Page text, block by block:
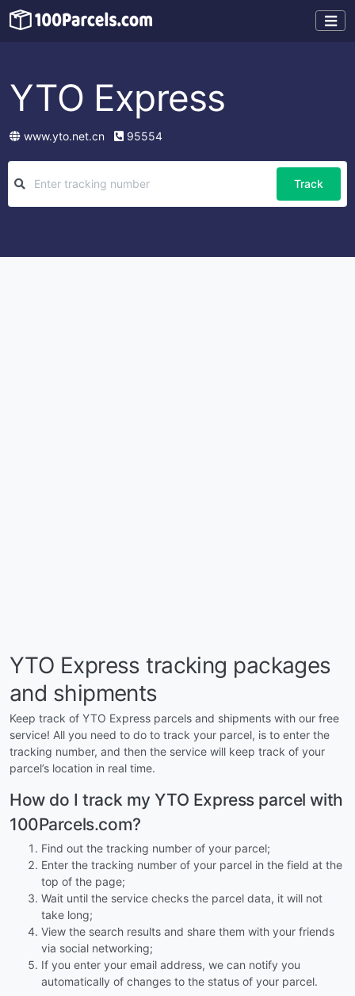
YTO Express
www.yto.net.cn 95554
Track
YTO Express tracking packages
and shipments
Keep track of YTO Express parcels and shipments with our free
service! All you need to do to track your parcel, is to enter the
tracking number, and then the service will keep track of your
parcel’s location in real time.
How do I track my YTO Express parcel with
100Parcels.com?
Find out the tracking number of your parcel;
Enter the tracking number of your parcel in the field at the
top of the page;
Wait until the service checks the parcel data, it will not
take long;
View the search results and share them with your friends
via social networking;
If you enter your email address, we can notify you
automatically of changes to the status of your parcel.